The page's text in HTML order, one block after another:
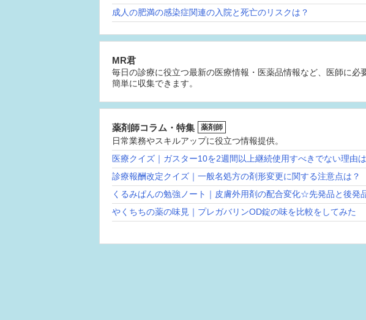
成人の肥満の感染症関連の入院と死亡のリスクは？
MR君
毎日の診療に役立つ最新の医療情報・医薬品情報など、医師に必
簡単に収集できます。
薬剤師コラム・特集 薬剤師
日常業務やスキルアップに役立つ情報提供。
医療クイズ｜ガスター10を2週間以上継続使用すべきでない理由
診療報酬改定クイズ｜一般名処方の剤形変更に関する注意点は？
くるみぱんの勉強ノート｜皮膚外用剤の配合変化☆先発品と後発
やくちちの薬の味見｜プレガバリンOD錠の味を比較をしてみた